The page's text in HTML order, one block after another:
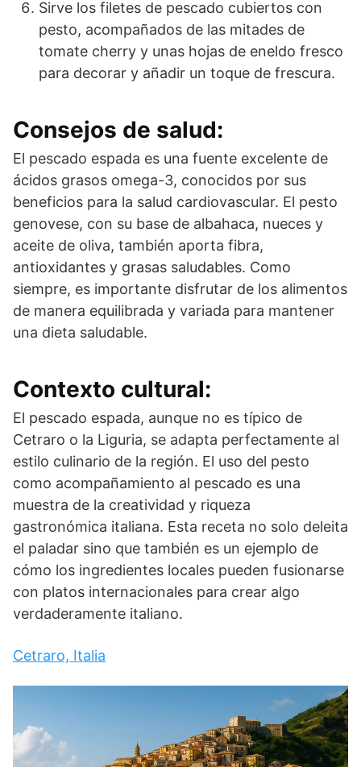
Sirve los filetes de pescado cubiertos con
pesto, acompañados de las mitades de
tomate cherry y unas hojas de eneldo fresco
para decorar y añadir un toque de frescura.
Consejos de salud:
El pescado espada es una fuente excelente de
ácidos grasos omega-3, conocidos por sus
beneficios para la salud cardiovascular. El pesto
genovese, con su base de albahaca, nueces y
aceite de oliva, también aporta fibra,
antioxidantes y grasas saludables. Como
siempre, es importante disfrutar de los alimentos
de manera equilibrada y variada para mantener
una dieta saludable.
Contexto cultural:
El pescado espada, aunque no es típico de
Cetraro o la Liguria, se adapta perfectamente al
estilo culinario de la región. El uso del pesto
como acompañamiento al pescado es una
muestra de la creatividad y riqueza
gastronómica italiana. Esta receta no solo deleita
el paladar sino que también es un ejemplo de
cómo los ingredientes locales pueden fusionarse
con platos internacionales para crear algo
verdaderamente italiano.
Cetraro, Italia